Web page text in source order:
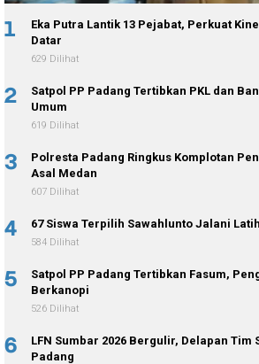
1
Eka Putra Lantik 13 Pejabat, Perkuat
Datar
629 Dilihat
2
Satpol PP Padang Tertibkan PKL dan
Umum
619 Dilihat
3
Polresta Padang Ringkus Komplotan
Asal Medan
607 Dilihat
4 67 Siswa Terpilih Sawahlunto Jalani
584 Dilihat
5
Satpol PP Padang Tertibkan Fasum,
Berkanopi
526 Dilihat
6
LFN Sumbar 2026 Bergulir, Delapan Tim
Padang